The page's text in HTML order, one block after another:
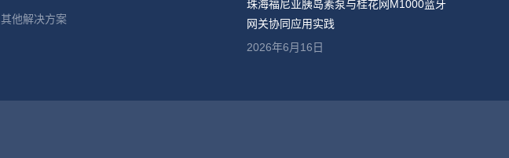
其他解决方案
珠海福尼亚胰岛素泵与桂花网M1000蓝牙
网关协同应用实践
2026年6月16日